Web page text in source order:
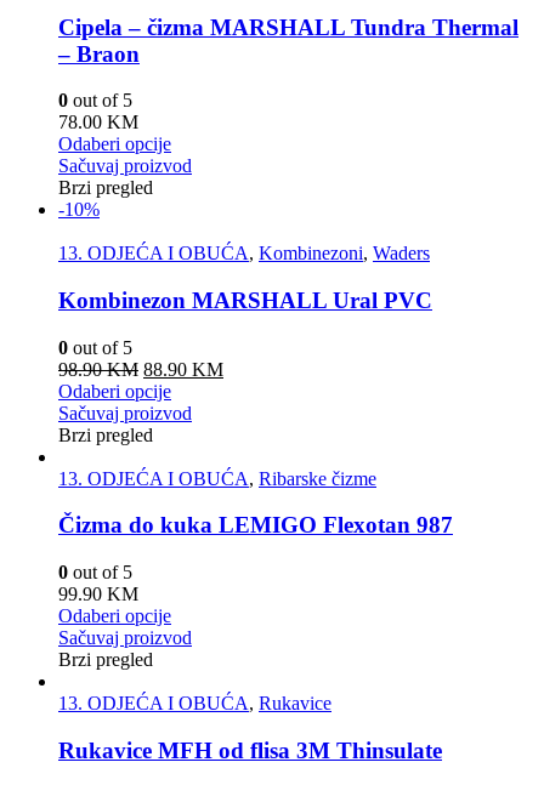
Cipela – čizma MARSHALL Tundra Thermal
– Braon
0 out of 5
78.00 KM
Odaberi opcije
Sačuvaj proizvod
Brzi pregled
-10%
13. ODJEĆA I OBUĆA, Kombinezoni, Waders
Kombinezon MARSHALL Ural PVC
0 out of 5
98.90KM 88.90 KM
Odaberi opcije
Sačuvaj proizvod
Brzi pregled
13. ODJEĆA I OBUĆA, Ribarske čizme
Čizma do kuka LEMIGO Flexotan 987
0 out of 5
99.90 KM
Odaberi opcije
Sačuvaj proizvod
Brzi pregled
13. ODJEĆA I OBUĆA, Rukavice
Rukavice MFH od flisa 3M Thinsulate